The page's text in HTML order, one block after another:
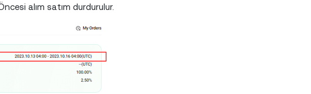
alım satım durdurulur.